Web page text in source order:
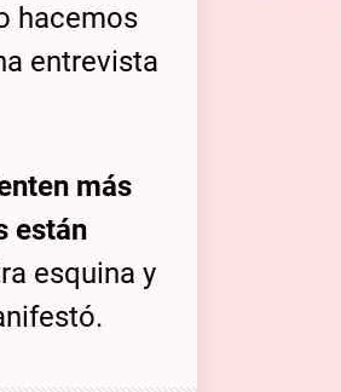
hacemos
entrevista
más
están
esquina y